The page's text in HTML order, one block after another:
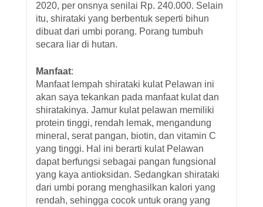
2020, per onsnya senilai Rp. 240.000. Selain
itu, shirataki yang berbentuk seperti bihun
dibuat dari umbi porang. Porang tumbuh
secara liar di hutan.
Manfaat:
Manfaat lempah shirataki kulat Pelawan ini
akan saya tekankan pada manfaat kulat dan
shiratakinya. Jamur kulat pelawan memiliki
protein tinggi, rendah lemak, mengandung
mineral, serat pangan, biotin, dan vitamin C
yang tinggi. Hal ini berarti kulat Pelawan
dapat berfungsi sebagai pangan fungsional
yang kaya antioksidan. Sedangkan shirataki
dari umbi porang menghasilkan kalori yang
rendah, sehingga cocok untuk orang yang